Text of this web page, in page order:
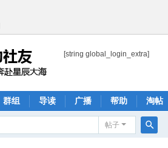
[string global_login_extra]
群组 导读 广播 帮助 淘帖
帖子